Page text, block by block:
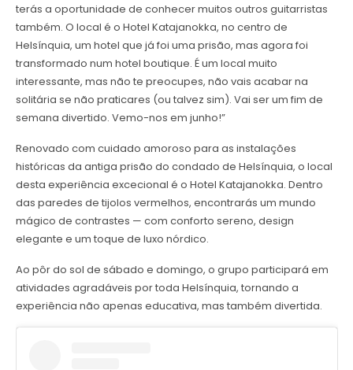
terás a oportunidade de conhecer muitos outros guitarristas
também. O local é o Hotel Katajanokka, no centro de
Helsínquia, um hotel que já foi uma prisão, mas agora foi
transformado num hotel boutique. É um local muito
interessante, mas não te preocupes, não vais acabar na
solitária se não praticares (ou talvez sim). Vai ser um fim de
semana divertido. Vemo-nos em junho!”
Renovado com cuidado amoroso para as instalações
históricas da antiga prisão do condado de Helsínquia, o local
desta experiência excecional é o Hotel Katajanokka. Dentro
das paredes de tijolos vermelhos, encontrarás um mundo
mágico de contrastes — com conforto sereno, design
elegante e um toque de luxo nórdico.
Ao pôr do sol de sábado e domingo, o grupo participará em
atividades agradáveis por toda Helsínquia, tornando a
experiência não apenas educativa, mas também divertida.